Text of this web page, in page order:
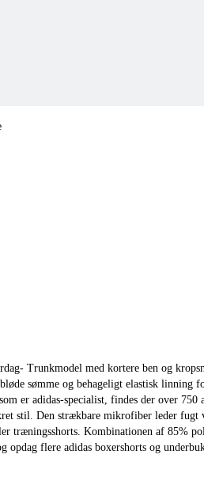
Trunkmodel med kortere ben og
sømme og behageligt elastisk
er adidas-specialist, findes der over
stil. Den strækbare mikrofiber leder
træningsshorts. Kombinationen af 85%
flere adidas boxershorts og